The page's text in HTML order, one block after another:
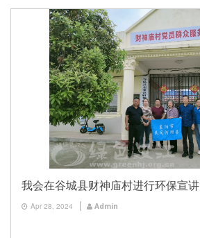
我会在谷城县财神庙村进行环保宣讲
Apr 28, 2024 Admin